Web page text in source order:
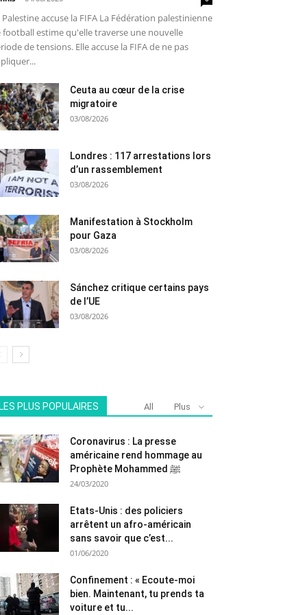
Palestine accuse la FIFA La Fédération palestinienne
football estime qu'elle traverse une nouvelle
de tensions. Elle accuse la FIFA de ne pas
Ceuta au cœur de la crise
migratoire
03/08/2026
Londres : 117 arrestations lors
d’un rassemblement
03/08/2026
Manifestation à Stockholm
pour Gaza
03/08/2026
Sánchez critique certains pays
de l’UE
03/08/2026
LES PLUS POPULAIRES All Plus
Coronavirus : La presse
américaine rend hommage au
Prophète Mohammed ﷺ
24/03/2020
Etats-Unis : des policiers
arrêtent un afro-américain
sans savoir que c’est...
01/06/2020
Confinement : « Ecoute-moi
bien. Maintenant, tu prends ta
voiture et tu...